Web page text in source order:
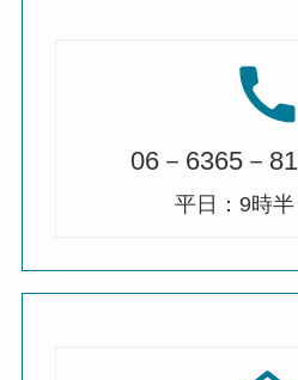
06－6365－
平日：9時